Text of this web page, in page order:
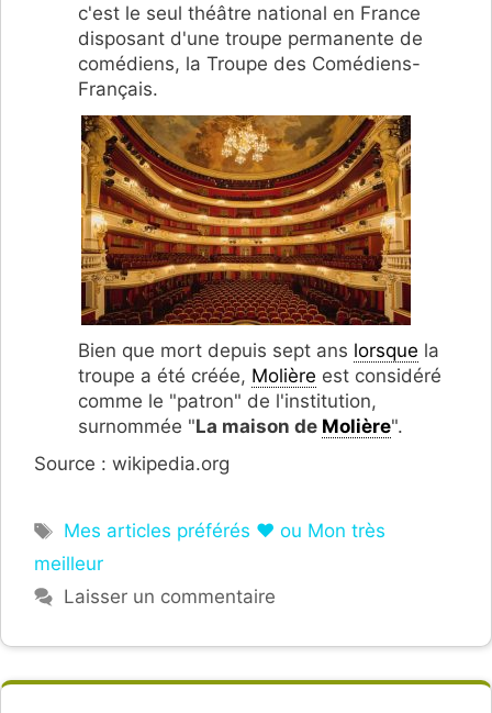
c'est le seul théâtre national en France
disposant d'une troupe permanente de
comédiens, la Troupe des Comédiens-
Français.
Bien que mort depuis sept ans lorsque la
troupe a été créée, Molière est considéré
comme le "patron" de l'institution,
surnommée "La maison de Molière".
Source : wikipedia.org
Étiquettes
Mes articles préférés ❤ ou Mon très
meilleur
Laisser un commentaire